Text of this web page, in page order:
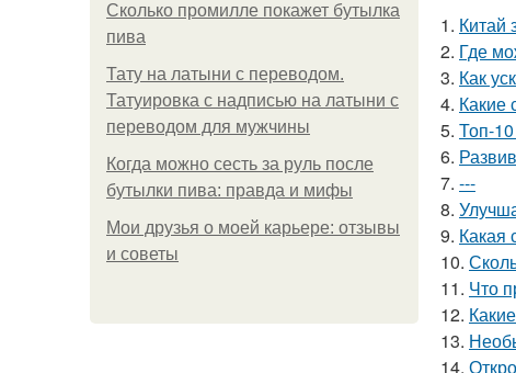
Сколько промилле покажет бутылка
пива
Тату на латыни с переводом.
Татуировка с надписью на латыни с
переводом для мужчины
Когда можно сесть за руль после
бутылки пива: правда и мифы
Мои друзья о моей карьере: отзывы
и советы
1. Китай
2. Где
3. Как
4. Какие
5. Топ-
6.
7. ---
8.
9. Какая
10.
11. Что
12.
13.
14.